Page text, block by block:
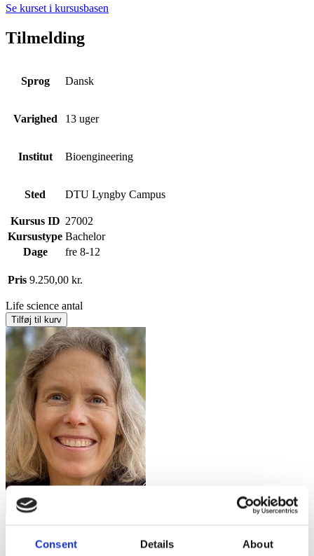
Consent Details About
Se kurset i kursusbasen
Tilmelding
Sprog Dansk
Varighed 13 uger
Institut Bioengineering
Sted DTU Lyngby Campus
Kursus ID 27002
Kursustype Bachelor
Dage
fre 8-12
Pris 9.250,00 kr.
Life science antal
Tilføj til kurv
Spørgsmål om kursets indhold?